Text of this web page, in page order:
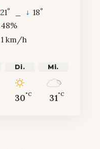
21° 18°
48%
1 km/h
Di.
30°C
Mi.
31°C